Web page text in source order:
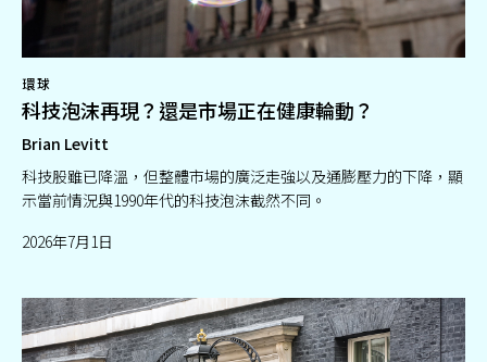
環球
科技泡沫再現？還是市場正在健康輪動？
Brian Levitt
科技股雖已降溫，但整體市場的廣泛走強以及通膨壓力的下降，顯
示當前情況與1990年代的科技泡沫截然不同。
2026年7月1日